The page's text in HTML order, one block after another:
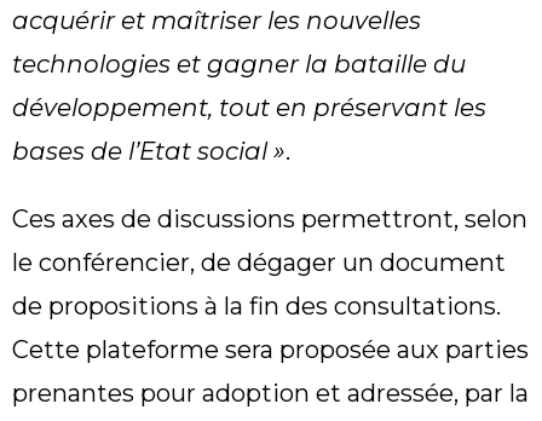
acquérir et maîtriser les nouvelles
technologies et gagner la bataille du
développement, tout en préservant les
bases de l’Etat social ».
Ces axes de discussions permettront, selon
le conférencier, de dégager un document
de propositions à la fin des consultations.
Cette plateforme sera proposée aux parties
prenantes pour adoption et adressée, par la